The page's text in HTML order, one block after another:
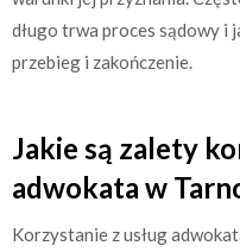
długo trwa proces sądowy i
przebieg i zakończenie.
Jakie są zalety
adwokata w
Korzystanie z usług